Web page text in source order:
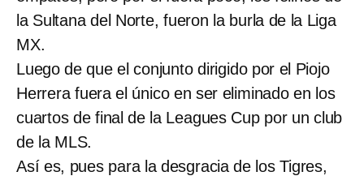
la Sultana del Norte, fueron la burla de la Liga
MX.
Luego de que el conjunto dirigido por el Piojo
Herrera fuera el único en ser eliminado en los
cuartos de final de la Leagues Cup por un club
de la MLS.
Así es, pues para la desgracia de los Tigres,